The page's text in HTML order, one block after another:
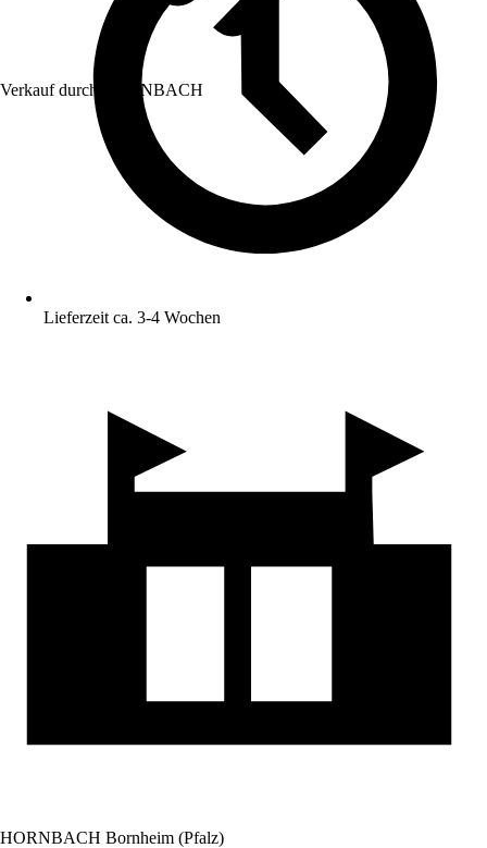
Verkauf durch: HORNBACH
Lieferzeit ca. 3-4 Wochen
HORNBACH Bornheim (Pfalz)